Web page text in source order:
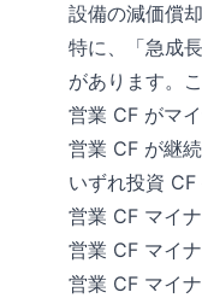
設備の減価償
特に、「急成
があります。
営業 CF がマ
営業 CF が継
いずれ投資 CF
営業 CF マイ
営業 CF マイ
営業 CF マイ